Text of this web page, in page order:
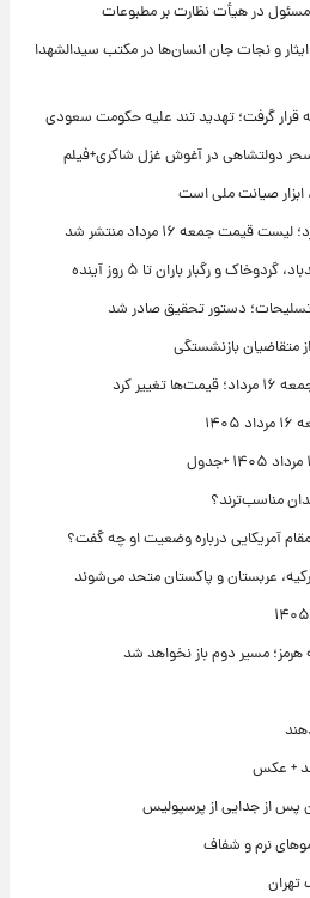
مسئول در هیأت نظارت بر مطبوعات
و نجات جان انسان‌ها در مکتب سیدالشهدا
قرار گرفت؛ تهدید تند علیه حکومت سعودی
دولتشاهی در آغوش غزل شاکری+فیلم
ابزار صیانت ملی است
جمعه ۱۶ مرداد منتشر شد
و رگبار باران تا ۵ روز آینده
دستور تحقیق صادر شد
کرد
مناسب‌ترند؟
آمریکایی درباره وضعیت او چه گفت؟
عربستان و پاکستان متحد می‌شوند
مسیر دوم باز نخواهد شد
شد + عکس
پس از جدایی از پرسپولیس
نرم و شفاف
تهران